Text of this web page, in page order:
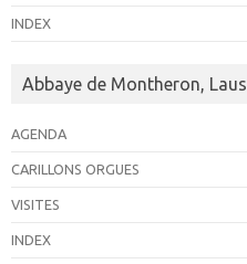
INDEX
Abbaye de Montheron,
AGENDA
CARILLONS ORGUES
VISITES
INDEX